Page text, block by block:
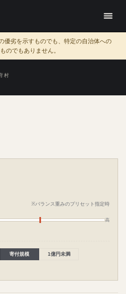
優劣を示すものでも、特定の自治体への
のでもありません。
村
※バランス重みのプリセット指定時
高
寄付規模 1億円未満